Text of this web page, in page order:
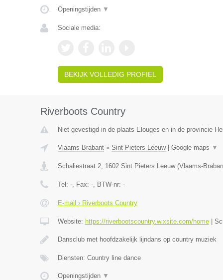
Openingstijden ▼
Sociale media:
BEKIJK VOLLEDIG PROFIEL
Riverboots Country
Niet gevestigd in de plaats Elouges en in de provincie
Vlaams-Brabant» Sint Pieters Leeuw| Google maps ▼
Schaliestraat 2, 1602 Sint Pieters Leeuw(Vlaams-
Tel: -, Fax: -, BTW-nr: -
E-mail › Riverboots Country
Website: https://riverbootscountry.wixsite.com/home|
Dansclub met hoofdzakelijk lijndans op country muziek
Diensten: Country line dance
Openingstijden ▼